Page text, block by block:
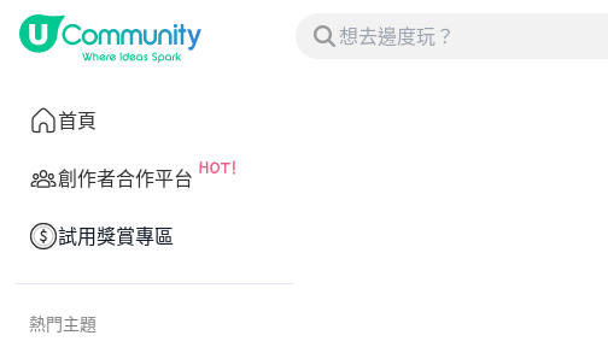
首頁
創作者合作平台
試用獎賞專區
熱門主題